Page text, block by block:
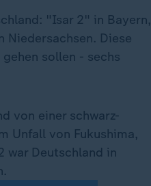
"Isar 2" in Bayern,
Diese
sollen - sechs
von einer schwarz-
Unfall von Fukushima,
war Deutschland in